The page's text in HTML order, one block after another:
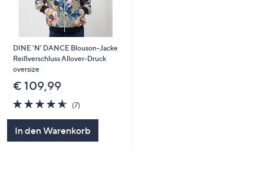
DINE 'N' DANCE Blouson-Jacke
Reißverschluss Allover-Druck
oversize
€ 109,99
4.6
von
(7)7
In den Warenkorb